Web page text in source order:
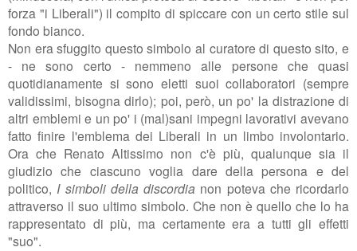
forza "i Liberali") il compito di spiccare con un certo stile sul
fondo bianco.
Non era sfuggito questo simbolo al curatore di questo sito, e
- ne sono certo - nemmeno alle persone che quasi
quotidianamente si sono eletti suoi collaboratori (sempre
validissimi, bisogna dirlo); poi, però, un po' la distrazione di
altri emblemi e un po' i (mal)sani impegni lavorativi avevano
fatto finire l'emblema dei Liberali in un limbo involontario.
Ora che Renato Altissimo non c'è più, qualunque sia il
giudizio che ciascuno voglia dare della persona e del
politico, I simboli della discordia non poteva che ricordarlo
attraverso il suo ultimo simbolo. Che non è quello che lo ha
rappresentato di più, ma certamente era a tutti gli effetti
"suo".